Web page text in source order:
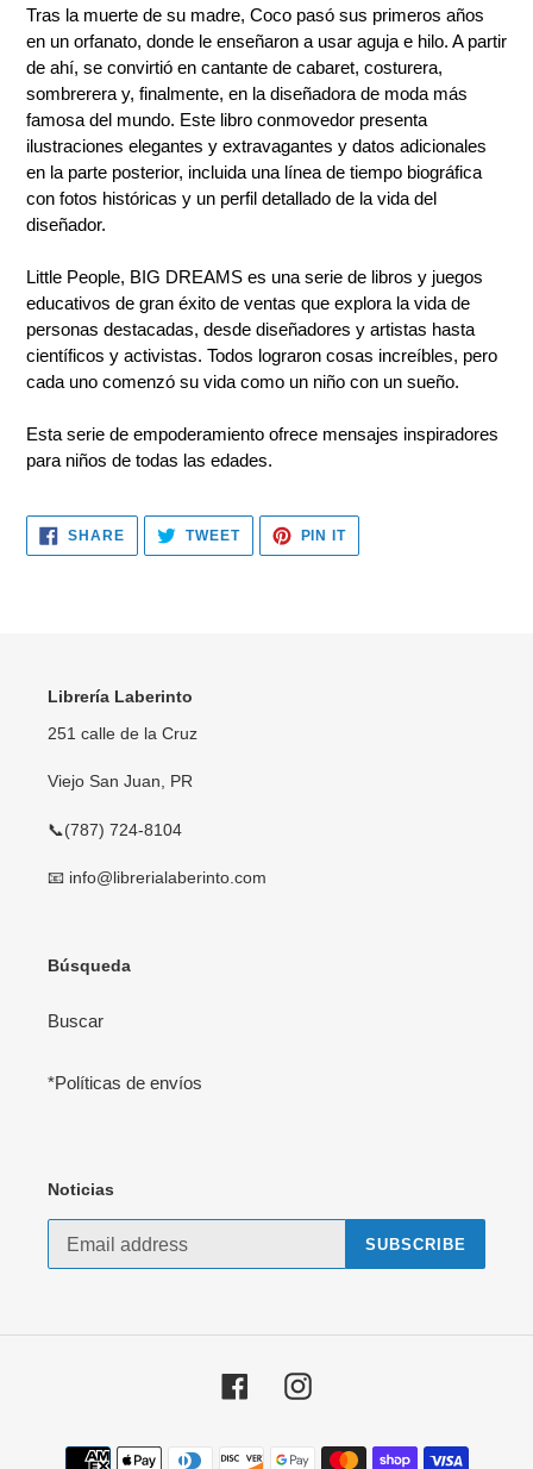
to
your
cart
Tras la muerte de su madre, Coco pasó sus primeros años
en un orfanato, donde le enseñaron a usar aguja e hilo. A partir
de ahí, se convirtió en cantante de cabaret, costurera,
sombrerera y, finalmente, en la diseñadora de moda más
famosa del mundo. Este libro conmovedor presenta
ilustraciones elegantes y extravagantes y datos adicionales
en la parte posterior, incluida una línea de tiempo biográfica
con fotos históricas y un perfil detallado de la vida del
diseñador.
Little People, BIG DREAMS es una serie de libros y juegos
educativos de gran éxito de ventas que explora la vida de
personas destacadas, desde diseñadores y artistas hasta
científicos y activistas. Todos lograron cosas increíbles, pero
cada uno comenzó su vida como un niño con un sueño.
Esta serie de empoderamiento ofrece mensajes inspiradores
para niños de todas las edades.
SHARESHARE
FACEBOOK
TWEETTWEET
TWITTER
PIN ITPIN
PINTEREST
Librería Laberinto
251 calle de la Cruz
Viejo San Juan, PR
📞(787) 724-8104
📧 info@librerialaberinto.com
Búsqueda
Buscar
*Políticas de envíos
Noticias
SUBSCRIBE
FacebookInstagram
Payment